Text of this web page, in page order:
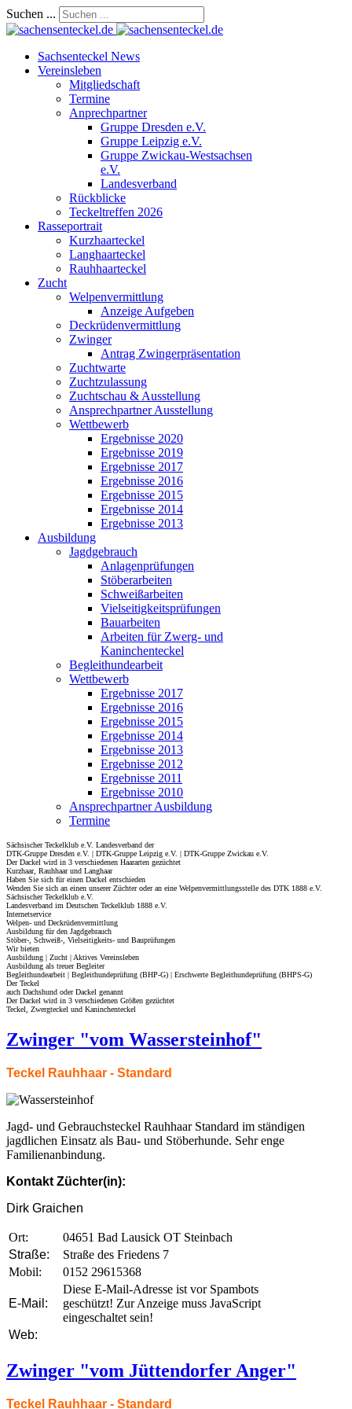
Suchen ...
Sachsenteckel News
Vereinsleben
Mitgliedschaft
Termine
Anprechpartner
Gruppe Dresden e.V.
Gruppe Leipzig e.V.
Gruppe Zwickau-Westsachsen
e.V.
Landesverband
Rückblicke
Teckeltreffen 2026
Rasseportrait
Kurzhaarteckel
Langhaarteckel
Rauhhaarteckel
Zucht
Welpenvermittlung
Anzeige Aufgeben
Deckrüdenvermittlung
Zwinger
Antrag Zwingerpräsentation
Zuchtwarte
Zuchtzulassung
Zuchtschau & Ausstellung
Ansprechpartner Ausstellung
Wettbewerb
Ergebnisse 2020
Ergebnisse 2019
Ergebnisse 2017
Ergebnisse 2016
Ergebnisse 2015
Ergebnisse 2014
Ergebnisse 2013
Ausbildung
Jagdgebrauch
Anlagenprüfungen
Stöberarbeiten
Schweißarbeiten
Vielseitigkeitsprüfungen
Bauarbeiten
Arbeiten für Zwerg- und
Kaninchenteckel
Begleithundearbeit
Wettbewerb
Ergebnisse 2017
Ergebnisse 2016
Ergebnisse 2015
Ergebnisse 2014
Ergebnisse 2013
Ergebnisse 2012
Ergebnisse 2011
Ergebnisse 2010
Ansprechpartner Ausbildung
Termine
Sächsischer Teckelklub e.V. Landesverband der
DTK-Gruppe Dresden e.V. | DTK-Gruppe Leipzig e.V. | DTK-Gruppe Zwickau e.V.
Der Dackel wird in 3 verschiedenen Haararten gezüchtet
Kurzhaar, Rauhhaar und Langhaar
Haben Sie sich für einen Dackel entschieden
Wenden Sie sich an einen unserer Züchter oder an eine Welpenvermittlungsstelle des DTK 1888 e.V.
Sächsischer Teckelklub e.V.
Landesverband im Deutschen Teckelklub 1888 e.V.
Internetservice
Welpen- und Deckrüdenvermittlung
Ausbildung für den Jagdgebrauch
Stöber-, Schweiß-, Vielseitigkeits- und Bauprüfungen
Wir bieten
Ausbildung | Zucht | Aktives Vereinsleben
Ausbildung als treuer Begleiter
Begleithundearbeit | Begleithundeprüfung (BHP-G) | Erschwerte Begleithundeprüfung (BHPS-G)
Der Teckel
auch Dachshund oder Dackel genannt
Der Dackel wird in 3 verschiedenen Größen gezüchtet
Teckel, Zwergteckel und Kaninchenteckel
Zwinger "vom Wassersteinhof"
Teckel Rauhhaar - Standard
Jagd- und Gebrauchsteckel Rauhhaar Standard im ständigen
jagdlichen Einsatz als Bau- und Stöberhunde. Sehr enge
Familienanbindung.
Kontakt Züchter(in):
Dirk Graichen
Ort:
04651 Bad Lausick OT Steinbach
Straße:
Straße des Friedens 7
Mobil:
0152 29615368
E-Mail:
Diese E-Mail-Adresse ist vor Spambots
geschützt! Zur Anzeige muss JavaScript
eingeschaltet sein!
Web:
Zwinger "vom Jüttendorfer Anger"
Teckel Rauhhaar - Standard